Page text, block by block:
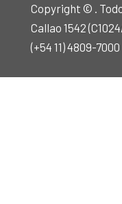
Copyright © .
Callao 1542
(+54 11) 4809-7000